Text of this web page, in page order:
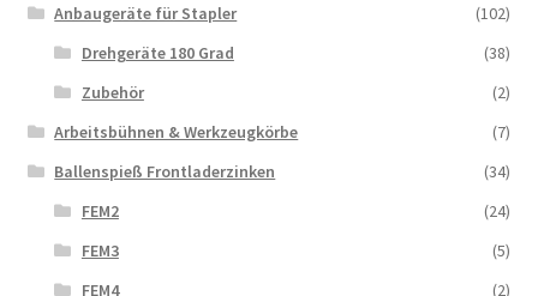
Anbaugeräte für Stapler
(102)
Drehgeräte 180 Grad
(38)
Zubehör
(2)
Arbeitsbühnen & Werkzeugkörbe
(7)
Ballenspieß Frontladerzinken
(34)
FEM2
(24)
FEM3
(5)
FEM4
(2)